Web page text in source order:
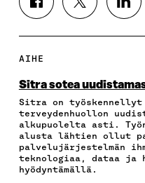
J
A
A
E
O
K
I
S
S
J
A
T
E
I
S
S
Ä
J
A
K
D
I
N
I
S
AIHE
Sitra sotea
Sitra on
terveydenhuollon
alkupuolelta asti.
alusta lähtien ollut
palvelujärjestelmän
teknologiaa, dataa ja
hyödyntämällä.